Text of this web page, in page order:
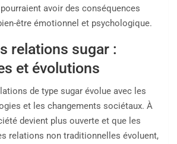
avoir des conséquences
être émotionnel et psychologique.
relations sugar :
et évolutions
de type sugar évolue avec les
et les changements sociétaux. À
devient plus ouverte et que les
relations non traditionnelles évoluent,